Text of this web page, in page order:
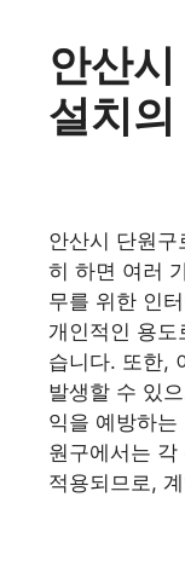
안산
설치
안산시 단원
히 하면 여러
무를 위한 인
개인적인 용도
습니다. 또한,
발생할 수 있
익을 예방하
원구에서는 각
적용되므로,